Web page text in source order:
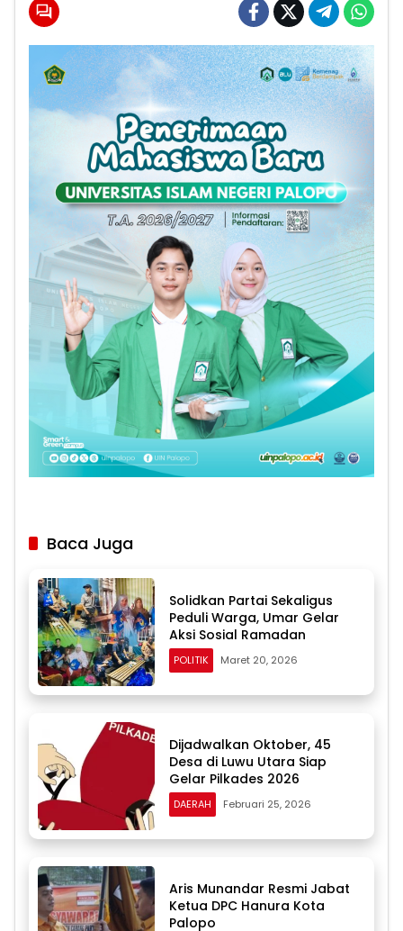
Baca Juga
Solidkan Partai Sekaligus
Peduli Warga, Umar Gelar
Aksi Sosial Ramadan
POLITIK Maret 20, 2026
Dijadwalkan Oktober, 45
Desa di Luwu Utara Siap
Gelar Pilkades 2026
DAERAH Februari 25, 2026
Aris Munandar Resmi Jabat
Ketua DPC Hanura Kota
Palopo